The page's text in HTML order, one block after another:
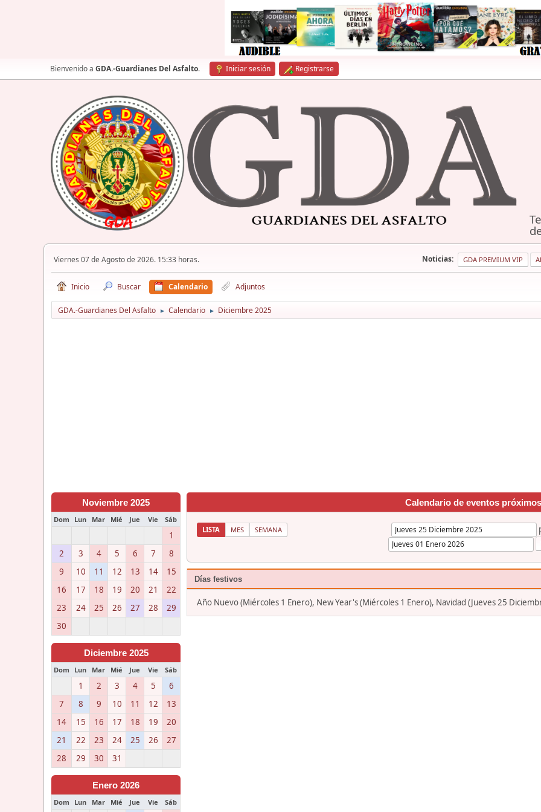
Bienvenido a GDA.-Guardianes Del Asfalto. Iniciar sesión Registrarse
Viernes 07 de Agosto de 2026. 15:33 horas. Noticias: GDA PREMIUM VIP
Inicio Buscar Calendario Adjuntos
GDA.-Guardianes Del Asfalto ► Calendario ► Diciembre 2025
Noviembre 2025
Dom Lun Mar Mié Jue Vie Sáb
1
2
3 4 5 6 7
8
9
10 11 12 13 14
15
16
17 18 19 20 21
22
23
24 25 26 27 28
29
30
Diciembre 2025
Dom Lun Mar Mié Jue Vie Sáb
1 2 3 4 5
6
7
8 9 10 11 12
13
14
15 16 17 18 19
20
21
22 23 24 25 26
27
28
29 30 31
Enero 2026
Dom Lun Mar Mié Jue Vie Sáb
Calendario de eventos próximos
LISTA MES SEMANA
Días festivos
Año Nuevo (Miércoles 1 Enero), New Year's (Miércoles 1 Enero), Navidad (Jueves 25